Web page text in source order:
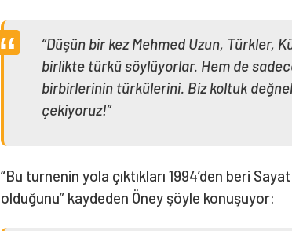
“Düşün bir kez Mehmed Uzun, Türkler,
birlikte türkü söylüyorlar. Hem de
birbirlerinin türkülerini. Biz koltuk
çekiyoruz!”
“Bu turnenin yola çıktıkları 1994’den beri
olduğunu” kaydeden Öney şöyle konuşuyor: